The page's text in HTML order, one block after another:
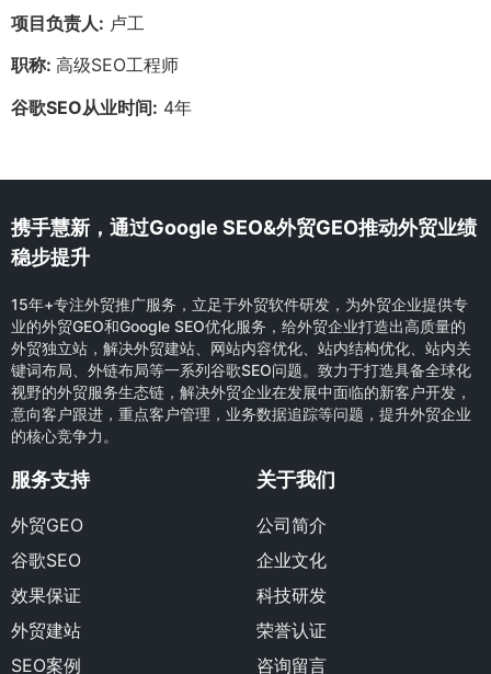
项目负责人: 卢工
职称: 高级SEO工程师
谷歌SEO从业时间: 4年
携手慧新，通过Google SEO&外贸GEO推动外贸业绩
稳步提升
15年+专注外贸推广服务，立足于外贸软件研发，为外贸企业提供专
业的外贸GEO和Google SEO优化服务，给外贸企业打造出高质量的
外贸独立站，解决外贸建站、网站内容优化、站内结构优化、站内关
键词布局、外链布局等一系列谷歌SEO问题。致力于打造具备全球化
视野的外贸服务生态链，解决外贸企业在发展中面临的新客户开发，
意向客户跟进，重点客户管理，业务数据追踪等问题，提升外贸企业
的核心竞争力。
服务支持
外贸GEO
谷歌SEO
效果保证
外贸建站
SEO案例
关于我们
公司简介
企业文化
科技研发
荣誉认证
咨询留言